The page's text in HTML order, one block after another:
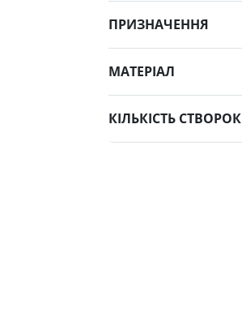
ПРИЗНАЧЕННЯ
МАТЕРІАЛ
КІЛЬКІСТЬ СТВОРОК